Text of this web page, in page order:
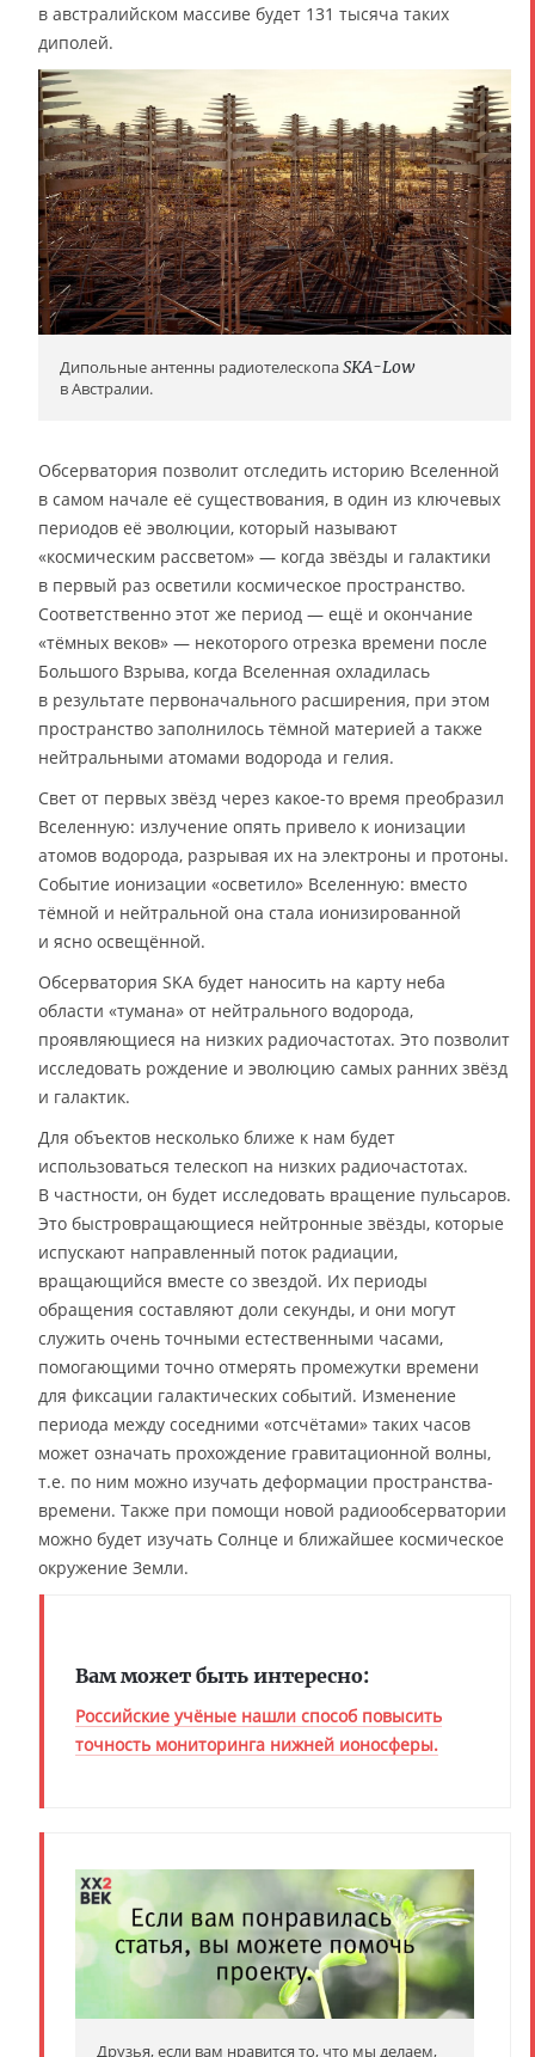
в австралийском массиве будет 131 тысяча таких
диполей.
Дипольные антенны радиотелескопаSKA-Low
в Австралии.
Обсерватория позволит отследить историю Вселенной
в самом начале её существования, в один из ключевых
периодов её эволюции, который называют
«космическим рассветом» — когда звёзды и галактики
в первый раз осветили космическое пространство.
Соответственно этот же период — ещё и окончание
«тёмных веков» — некоторого отрезка времени после
Большого Взрыва, когда Вселенная охладилась
в результате первоначального расширения, при этом
пространство заполнилось тёмной материей а также
нейтральными атомами водорода и гелия.
Свет от первых звёзд через какое-то время преобразил
Вселенную: излучение опять привело к ионизации
атомов водорода, разрывая их на электроны и протоны.
Событие ионизации «осветило» Вселенную: вместо
тёмной и нейтральной она стала ионизированной
и ясно освещённой.
Обсерватория SKA будет наносить на карту неба
области «тумана» от нейтрального водорода,
проявляющиеся на низких радиочастотах. Это позволит
исследовать рождение и эволюцию самых ранних звёзд
и галактик.
Для объектов несколько ближе к нам будет
использоваться телескоп на низких радиочастотах.
В частности, он будет исследовать вращение пульсаров.
Это быстровращающиеся нейтронные звёзды, которые
испускают направленный поток радиации,
вращающийся вместе со звездой. Их периоды
обращения составляют доли секунды, и они могут
служить очень точными естественными часами,
помогающими точно отмерять промежутки времени
для фиксации галактических событий. Изменение
периода между соседними «отсчётами» таких часов
может означать прохождение гравитационной волны,
т.е. по ним можно изучать деформации пространства-
времени. Также при помощи новой радиообсерватории
можно будет изучать Солнце и ближайшее космическое
окружение Земли.
Вам может быть интересно:
Российские учёные нашли способ повысить
точность мониторинга нижней ионосферы.
Друзья, если вам нравится то, что мы делаем,